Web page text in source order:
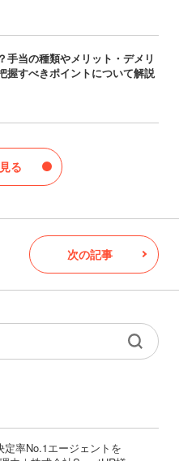
手当の種類やメリット・デメリ
握すべきポイントについて解説
る
次の記事
定率No.1エージェントを